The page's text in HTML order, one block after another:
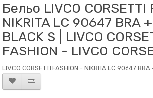
Бельо LIVCO CORSETTI
NIKRITA LC 90647 BRA
BLACK S | LIVCO
FASHION - LIVCO
LIVCO CORSETTI FASHION - NIKRITA LC 90647 BRA